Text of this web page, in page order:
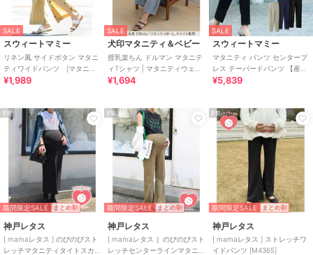
SALE
スウィートマミー
リネン風 サイドボタン マタニ
ティワイドパンツ [マタニテ
ィ 産前産後]
¥1,989
SALE
犬印マタニティ＆ベビー
授乳楽ちん ドルマン マタニテ
ィTシャツ | マタニティウェ
ア・授乳服
¥1,694
SALE
スウィートマミー
マタニティ パンツ センタープ
レス テーパードパンツ 【産後
兼用】
¥5,839
PR
期間限定SALE まとめ割
神戸レタス
[ mamaレタス ] のびのびスト
レッチマタニティタイトスカ
PR
期間限定SALE まとめ割
神戸レタス
[ mamaレタス ］のびのびスト
レッチセンターラインマタニ
PR
期間限定SALE まとめ割
神戸レタス
[ mamaレタス ] ストレッチワ
イドパンツ [M4365]